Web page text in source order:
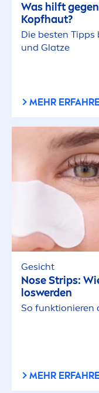
Was hilft
Kopfhaut?
Die besten
und Glatze
MEHR
Gesicht
Nose Strips:
loswerden
So funktionieren
MEHR